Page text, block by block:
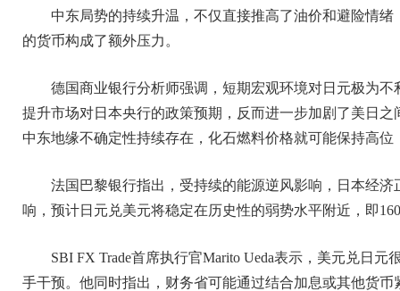
中东局势的持续升温，不仅直接推高了油价和避险情
的货币构成了额外压力。
德国商业银行分析师强调，短期宏观环境对日元极为
提升市场对日本央行的政策预期，反而进一步加剧了美日
中东地缘不确定性持续存在，化石燃料价格就可能保持高
法国巴黎银行指出，受持续的能源逆风影响，日本经
响，预计日元兑美元将稳定在历史性的弱势水平附近，即
SBI FX Trade首席执行官Marito Ueda表示，美元兑日
手干预。他同时指出，财务省可能通过结合加息或其他货